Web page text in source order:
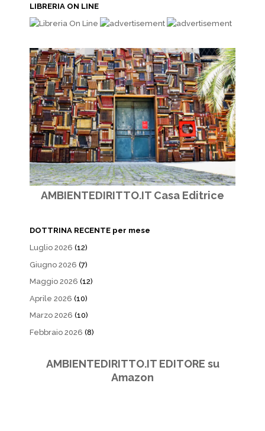
LIBRERIA ON LINE
AMBIENTEDIRITTO.IT Casa Editrice
DOTTRINA RECENTE per mese
Luglio 2026 (12)
Giugno 2026 (7)
Maggio 2026 (12)
Aprile 2026 (10)
Marzo 2026 (10)
Febbraio 2026 (8)
AMBIENTEDIRITTO.IT EDITORE su
Amazon